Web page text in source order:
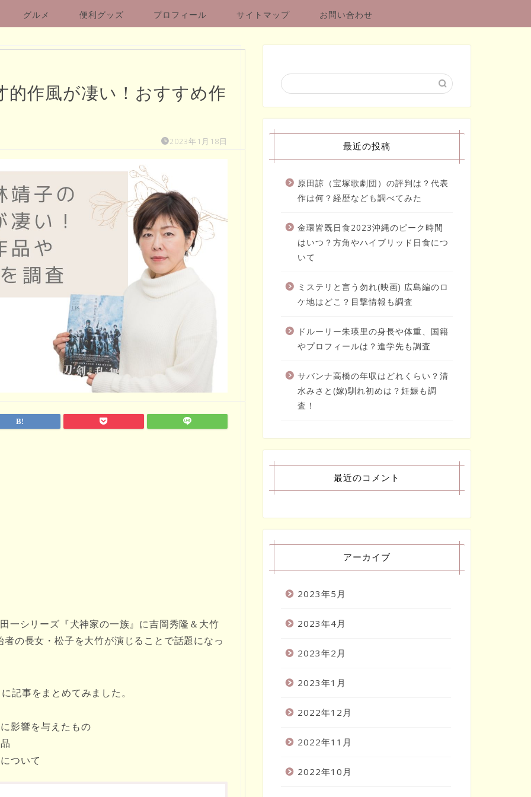
グルメ 便利グッズ プロフィール サイトマップ お問い合わせ
的作風が凄い！おすすめ作
2023年1月18日
一シリーズ『犬神家の一族』に吉岡秀隆＆大竹
の長女・松子を大竹が演じることで話題になっ
記事をまとめてみました。
影響を与えたもの
ついて
最近の投稿
原田諒（宝塚歌劇団）の評判は？代表
作は何？経歴なども調べてみた
金環皆既日食2023沖縄のピーク時間
はいつ？方角やハイブリッド日食につ
いて
ミステリと言う勿れ(映画) 広島編のロ
ケ地はどこ？目撃情報も調査
ドルーリー朱瑛里の身長や体重、国籍
やプロフィールは？進学先も調査
サバンナ高橋の年収はどれくらい？清
水みさと(嫁)馴れ初めは？妊娠も調
査！
最近のコメント
アーカイブ
2023年5月
2023年4月
2023年2月
2023年1月
2022年12月
2022年11月
2022年10月